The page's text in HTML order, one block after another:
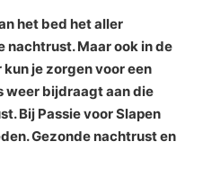
het bed het aller
nachtrust. Maar ook in de
je zorgen voor een
weer bijdraagt aan die
Bij Passie voor Slapen
Gezonde nachtrust en